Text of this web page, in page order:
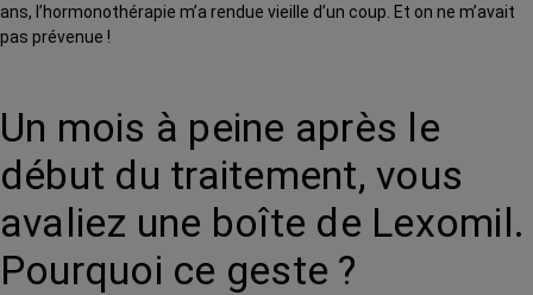
ans, l’hormonothérapie m’a rendue vieille d’un coup. Et on ne m’avait
pas prévenue !
Un mois à peine après le
début du traitement, vous
avaliez une boîte de Lexomil.
Pourquoi ce geste ?